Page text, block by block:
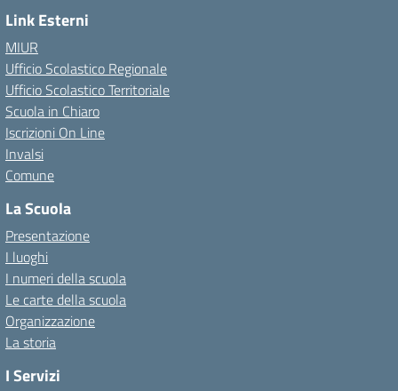
Link Esterni
MIUR
Ufficio Scolastico Regionale
Ufficio Scolastico Territoriale
Scuola in Chiaro
Iscrizioni On Line
Invalsi
Comune
La Scuola
Presentazione
I luoghi
I numeri della scuola
Le carte della scuola
Organizzazione
La storia
I Servizi